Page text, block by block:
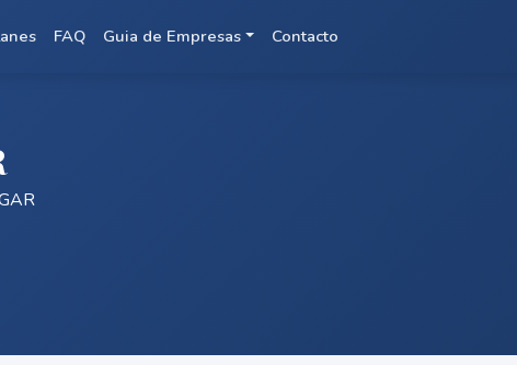
FAQ Guia de Empresas Contacto